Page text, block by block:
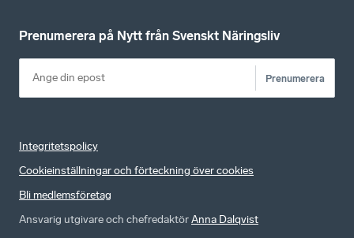
Prenumerera på Nytt från Svenskt Näringsliv
Prenumerera
Integritetspolicy
Cookieinställningar och förteckning över cookies
Bli medlemsföretag
Ansvarig utgivare och chefredaktörAnna Dalqvist